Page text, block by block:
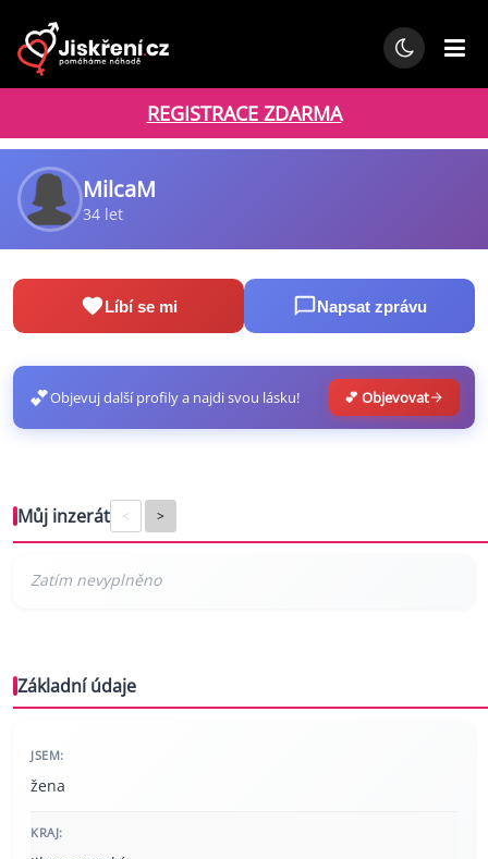
REGISTRACE ZDARMA
MilcaM
34 let
Líbí se mi Napsat zprávu
💕Objevuj další profily a najdi svou lásku! 💕 Objevovat
Můj inzerát < >
Základní údaje
JSEM:
žena
KRAJ: